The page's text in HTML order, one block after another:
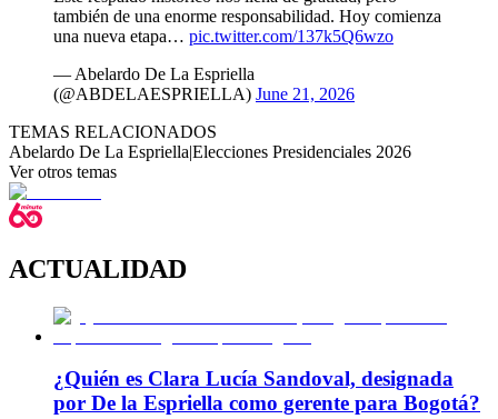
también de una enorme responsabilidad. Hoy comienza
una nueva etapa… pic.twitter.com/137k5Q6wzo
— Abelardo De La Espriella
(@ABDELAESPRIELLA) June 21, 2026
TEMAS RELACIONADOS
Abelardo De La Espriella|Elecciones Presidenciales 2026
Ver otros temas
ACTUALIDAD
¿Quién es Clara Lucía Sandoval, designada
por De la Espriella como gerente para Bogotá?